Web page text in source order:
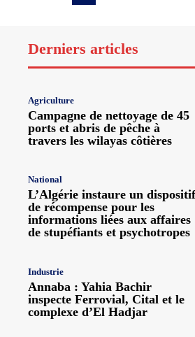
Derniers articles
Agriculture
Campagne de nettoyage de 45
ports et abris de pêche à
travers les wilayas côtières
National
L’Algérie instaure un dispositif
de récompense pour les
informations liées aux affaires
de stupéfiants et psychotropes
Industrie
Annaba : Yahia Bachir
inspecte Ferrovial, Cital et le
complexe d’El Hadjar